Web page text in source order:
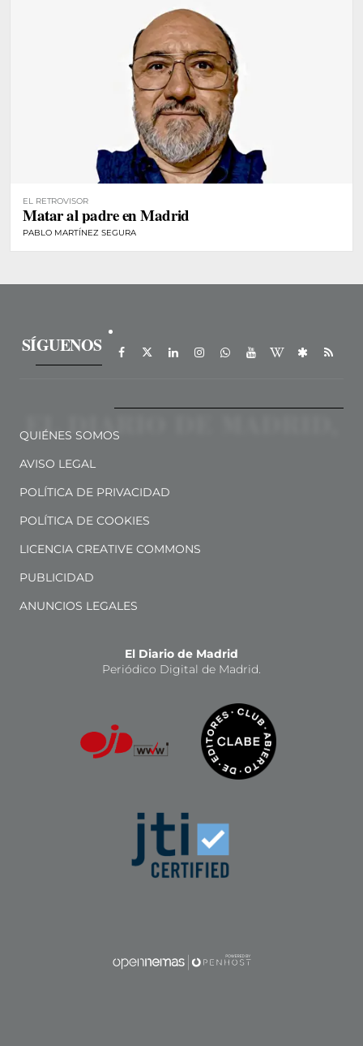
EL RETROVISOR
Matar al padre en Madrid
PABLO MARTÍNEZ SEGURA
SÍGUENOS
QUIÉNES SOMOS
AVISO LEGAL
POLÍTICA DE PRIVACIDAD
POLÍTICA DE COOKIES
LICENCIA CREATIVE COMMONS
PUBLICIDAD
ANUNCIOS LEGALES
El Diario de Madrid
Periódico Digital de Madrid.